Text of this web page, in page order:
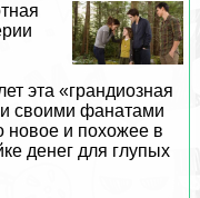
эта «грандиозная
своими фанатами
новое и похожее в
денег для глупых